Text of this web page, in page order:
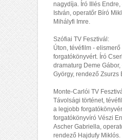
nagydíja. Író Illés
István, operatőr Bíró
Mihályfi Imre.
Szófiai TV Fesztivál:
Úton, tévéfilm -
forgatókönyvért. Író
dramaturg Deme
György, rendező Zsurzs
Monte-Carlói TV
Távolsági történet,
a legjobb
forgatókönyvíró Vészi
Ascher Gabriella,
rendező Hajdufy Miklós.